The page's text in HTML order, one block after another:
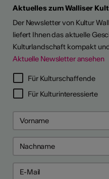
Aktuelles zum Walliser
Der Newsletter von Kultur
liefert Ihnen das aktuelle
Kulturlandschaft kompakt
Aktuelle Newsletter ansehen
Für Kulturschaffende
Für Kulturinteressierte